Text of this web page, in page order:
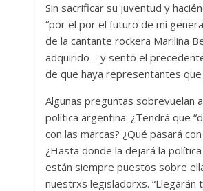
Sin sacrificar su juventud y
“por el por el futuro de mi
de la cantante rockera Marilina
adquirido – y sentó el
de que haya representantes
Algunas preguntas sobrevuelan
política argentina: ¿Tendrá que
con las marcas? ¿Qué pasará
¿Hasta donde la dejará la
están siempre puestos sobre
nuestrxs legisladorxs.